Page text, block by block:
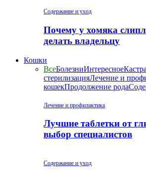
Содержание и уход
Почему у хомяка
делать владельцу
Кошки
ВсеБолезниИнтересное
стерилизацияЛечение и
кошекПродолжение рода
Лечение и профилактика
Лучшие таблетки от
выбор специалистов
Содержание и уход